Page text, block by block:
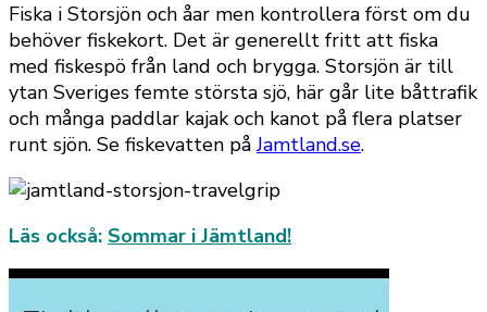
Fiska i Storsjön och åar men kontrollera först om du
behöver fiskekort. Det är generellt fritt att fiska
med fiskespö från land och brygga. Storsjön är till
ytan Sveriges femte största sjö, här går lite båttrafik
och många paddlar kajak och kanot på flera platser
runt sjön. Se fiskevatten påJamtland.se.
Läs också: Sommar i Jämtland!